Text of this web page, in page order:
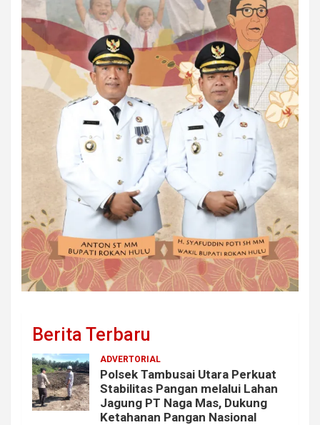
Berita Terbaru
ADVERTORIAL
Polsek Tambusai Utara Perkuat
Stabilitas Pangan melalui Lahan
Jagung PT Naga Mas, Dukung
Ketahanan Pangan Nasional